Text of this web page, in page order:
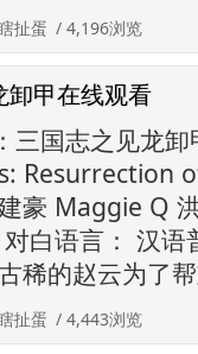
扯蛋 / 4,196浏览
卸甲在线观看
三国志之见龙
Resurrection
豪 Maggie Q
白语言： 汉
稀的赵云为了
扯蛋 / 4,443浏览